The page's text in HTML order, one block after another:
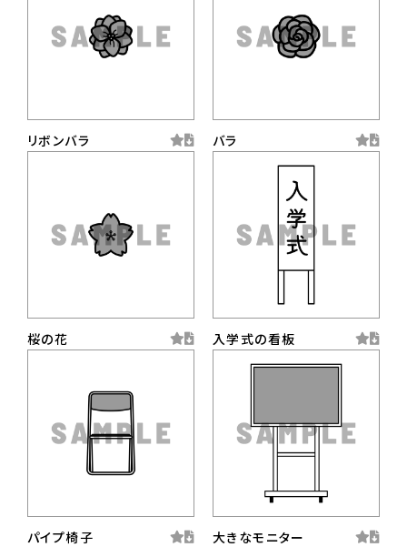
リボンバラ バラ
桜の花 入学式の看板
パイプ椅子 大きなモニター